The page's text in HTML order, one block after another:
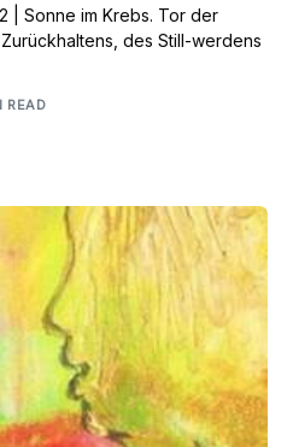
| Sonne im Krebs. Tor der
des Still-werdens
READ